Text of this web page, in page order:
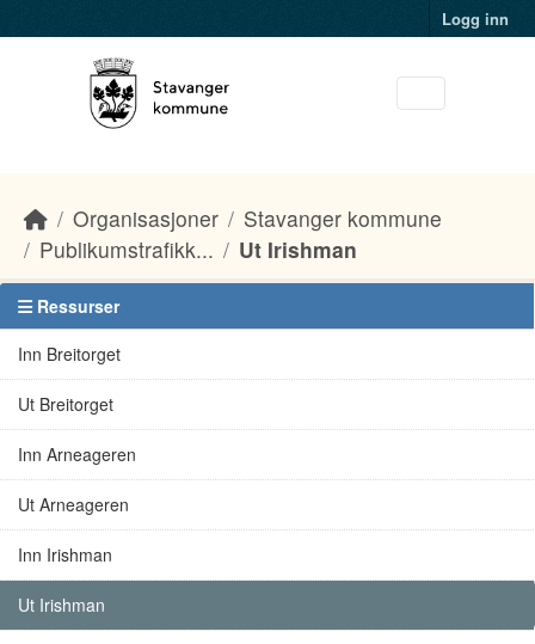
Logg inn
Organisasjoner
Stavanger kommune
Publikumstrafikk...
Ut Irishman
Ressurser
Inn Breitorget
Ut Breitorget
Inn Arneageren
Ut Arneageren
Inn Irishman
Ut Irishman